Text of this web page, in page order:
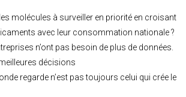
molécules à surveiller en priorité en croisant
avec leur consommation nationale ?
n’ont pas besoin de plus de données.
décisions
regarde n’est pas toujours celui qui crée le